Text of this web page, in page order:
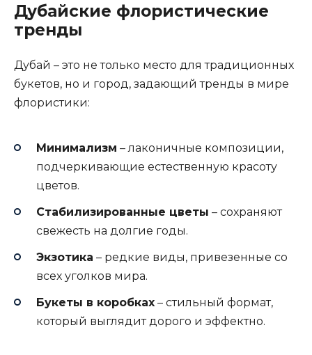
Дубайские флористические
тренды
Дубай – это не только место для традиционных
букетов, но и город, задающий тренды в мире
флористики:
Минимализм – лаконичные композиции,
подчеркивающие естественную красоту
цветов.
Стабилизированные цветы – сохраняют
свежесть на долгие годы.
Экзотика – редкие виды, привезенные со
всех уголков мира.
Букеты в коробках – стильный формат,
который выглядит дорого и эффектно.